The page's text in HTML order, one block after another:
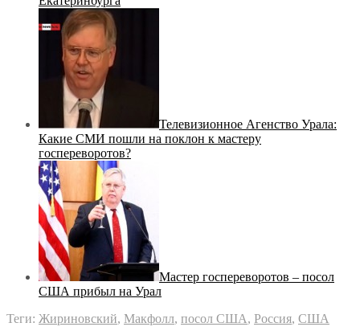
Телевизионное Агенство Урала:
Какие СМИ пошли на поклон к мастеру
госпереворотов?
Мастер госпереворотов – посол
США прибыл на Урал
Теги: Жириновский, Макфолл, посол США, Россия, США